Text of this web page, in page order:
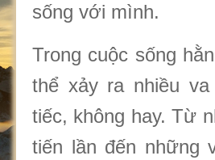
sống với mình.
Trong cuộc sống
thể xảy ra nhiều
tiếc, không hay. Từ
tiến lần đến những